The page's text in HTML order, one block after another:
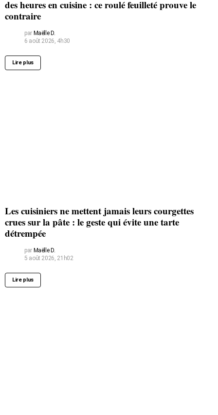
des heures en cuisine : ce roulé feuilleté prouve le
contraire
par Maëlle D.
6 août 2026, 4h30
Lire plus
Les cuisiniers ne mettent jamais leurs courgettes
crues sur la pâte : le geste qui évite une tarte
détrempée
par Maëlle D.
5 août 2026, 21h02
Lire plus